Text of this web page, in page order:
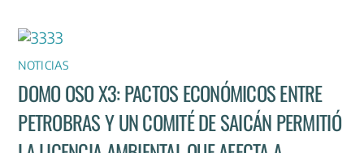
NOTICIAS
DOMO OSO X3: PACTOS ECONÓMICOS ENTRE
PETROBRAS Y UN COMITÉ DE SAICÁN PERMITIÓ